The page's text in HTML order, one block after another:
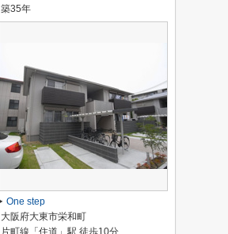
築35年
One step
大阪府大東市栄和町
片町線「住道」駅 徒歩10分